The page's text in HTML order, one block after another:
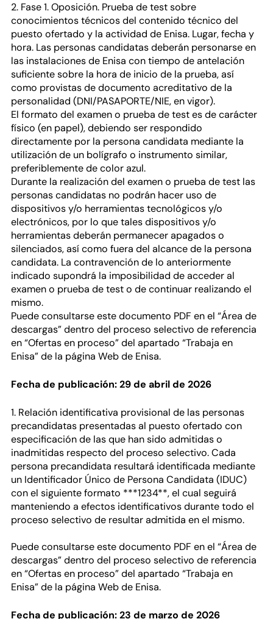
2. Fase 1. Oposición. Prueba de test sobre
conocimientos técnicos del contenido técnico del
puesto ofertado y la actividad de Enisa. Lugar, fecha y
hora. Las personas candidatas deberán personarse en
las instalaciones de Enisa con tiempo de antelación
suficiente sobre la hora de inicio de la prueba, así
como provistas de documento acreditativo de la
personalidad (DNI/PASAPORTE/NIE, en vigor).
El formato del examen o prueba de test es de carácter
físico (en papel), debiendo ser respondido
directamente por la persona candidata mediante la
utilización de un bolígrafo o instrumento similar,
preferiblemente de color azul.
Durante la realización del examen o prueba de test las
personas candidatas no podrán hacer uso de
dispositivos y/o herramientas tecnológicos y/o
electrónicos, por lo que tales dispositivos y/o
herramientas deberán permanecer apagados o
silenciados, así como fuera del alcance de la persona
candidata. La contravención de lo anteriormente
indicado supondrá la imposibilidad de acceder al
examen o prueba de test o de continuar realizando el
mismo.
Puede consultarse este documento PDF en el “Área de
descargas” dentro del proceso selectivo de referencia
en “Ofertas en proceso” del apartado “Trabaja en
Enisa” de la página Web de Enisa.
Fecha de publicación: 29 de abril de 2026
1. Relación identificativa provisional de las personas
precandidatas presentadas al puesto ofertado con
especificación de las que han sido admitidas o
inadmitidas respecto del proceso selectivo. Cada
persona precandidata resultará identificada mediante
un Identificador Único de Persona Candidata (IDUC)
con el siguiente formato ***1234**, el cual seguirá
manteniendo a efectos identificativos durante todo el
proceso selectivo de resultar admitida en el mismo.
Puede consultarse este documento PDF en el “Área de
descargas” dentro del proceso selectivo de referencia
en “Ofertas en proceso” del apartado “Trabaja en
Enisa” de la página Web de Enisa.
Fecha de publicación: 23 de marzo de 2026